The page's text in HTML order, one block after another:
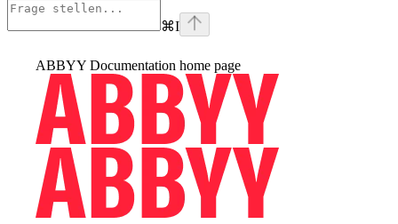
⌘I
ABBYY Documentation home page